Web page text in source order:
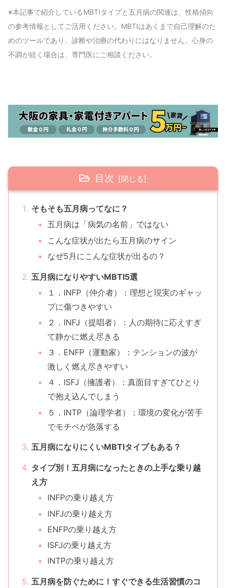
※本記事で紹介しているMBTIタイプと五月病の関連は、性格傾向
の参考情報としてご活用ください。MBTIはあくまで自己理解のた
めのツールであり、診断や治療の代わりにはなりません。心身の
不調が続く場合は、専門医にご相談ください。
目次
そもそも五月病ってなに？
五月病は「病気の名前」ではない
こんな症状が出たら五月病のサイン
なぜ5月にこんな症状が出るの？
五月病になりやすいMBTI5選
１．INFP（仲介者）：理想と現実のギャッ
プに傷つきやすい
２．INFJ（提唱者）：人の期待に応えすぎ
て静かに燃え尽きる
３．ENFP（運動家）：テンションの波が
激しく燃え尽きやすい
４．ISFJ（擁護者）：真面目すぎてひとり
で抱え込んでしまう
５．INTP（論理学者）：環境の変化が苦手
でモチベが急落する
五月病になりにくいMBTIタイプもある？
タイプ別！五月病になったときの上手な乗り越
え方
INFPの乗り越え方
INFJの乗り越え方
ENFPの乗り越え方
ISFJの乗り越え方
INTPの乗り越え方
五月病を防ぐために！すぐできる生活習慣のコ